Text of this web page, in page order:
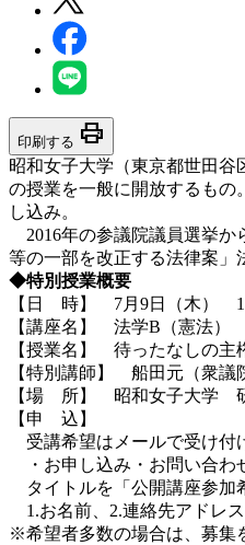
印刷する print
昭和女子大学（東京都世田谷
の授業を一般に開放するもの
し込み。
2016年の参議院議員選挙か
等の一部を改正する法律案」
◆特別授業概要
【日 時】 7月9日（木）
【講座名】 法学B（憲法）
【授業名】 待ったなしの主
【特別講師】 船田元（衆議
【場 所】 昭和女子大学 研
【申 込】
受講希望はメールで受け付
・お申し込み・お問い合わ
タイトルを「公開講座参加
1.お名前、2.連絡先アドレス
※希望者多数の場合は、募集